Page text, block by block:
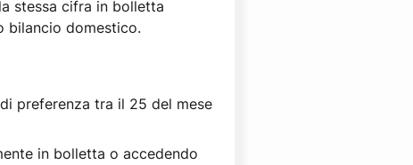
stessa cifra in bolletta
bilancio domestico.
preferenza tra il 25 del mese
in bolletta o accedendo